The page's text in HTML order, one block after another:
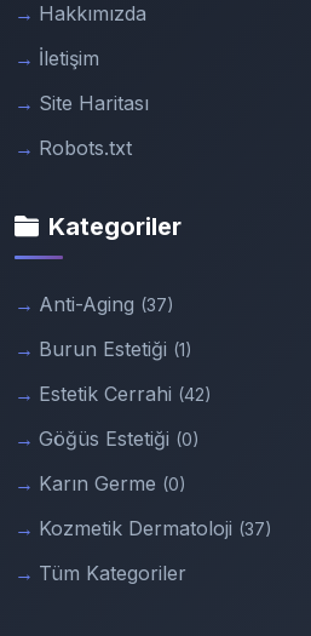
Hakkımızda
İletişim
Site Haritası
Robots.txt
Kategoriler
Anti-Aging (37)
Burun Estetiği (1)
Estetik Cerrahi (42)
Göğüs Estetiği (0)
Karın Germe (0)
Kozmetik Dermatoloji (37)
Tüm Kategoriler